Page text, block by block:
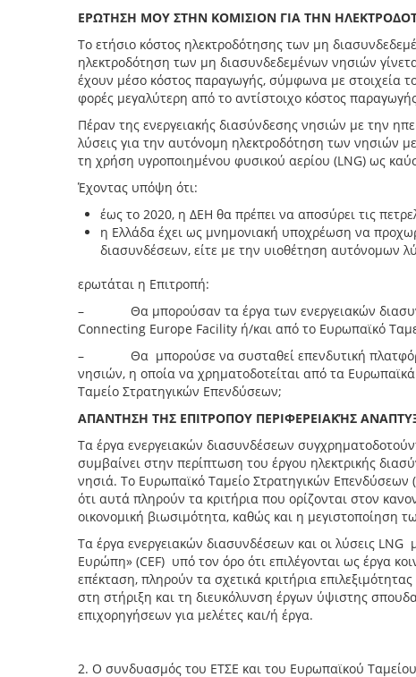
ΕΡΩΤΗΣΗ ΜΟΥ ΣΤΗΝ ΚΟΜΙΣΙΟΝ ΓΙΑ ΤΗΝ
Το ετήσιο κόστος ηλεκτροδότησης των μη
ηλεκτροδότηση των μη διασυνδεδεμένων νησιών
έχουν μέσο κόστος παραγωγής, σύμφωνα με στοιχεία
φορές μεγαλύτερη από το αντίστοιχο κόστος
Πέραν της ενεργειακής διασύνδεσης νησιών με την
λύσεις για την αυτόνομη ηλεκτροδότηση των νησιών
τη χρήση υγροποιημένου φυσικού αερίου (LNG) ως
Έχοντας υπόψη ότι:
έως το 2020, η ΔΕΗ θα πρέπει να αποσύρει τις
η Ελλάδα έχει ως μνημονιακή υποχρέωση να
διασυνδέσεων, είτε με την υιοθέτηση αυτόνομων
ερωτάται η Επιτροπή:
– Θα μπορούσαν τα έργα των ενεργειακών
Connecting Europe Facility ή/και από το Ευρωπαϊκό
– Θα μπορούσε να συσταθεί επενδυτική
νησιών, η οποία να χρηματοδοτείται από τα
Ταμείο Στρατηγικών Επενδύσεων;
AΠΑΝΤΗΣΗ ΤΗΣ ΕΠΙΤΡΟΠΟΥ ΠΕΡΙΦΕΡΕΙΑΚΉΣ
Τα έργα ενεργειακών διασυνδέσεων
συμβαίνει στην περίπτωση του έργου ηλεκτρικής
νησιά. Το Ευρωπαϊκό Ταμείο Στρατηγικών
ότι αυτά πληρούν τα κριτήρια που ορίζονται στον
οικονομική βιωσιμότητα, καθώς και η μεγιστοποίηση
Τα έργα ενεργειακών διασυνδέσεων και οι λύσεις
Ευρώπη» (CEF) υπό τον όρο ότι επιλέγονται ως έργα
επέκταση, πληρούν τα σχετικά κριτήρια
στη στήριξη και τη διευκόλυνση έργων ύψιστης
επιχορηγήσεων για μελέτες και/ή έργα.
2. O συνδυασμός του ΕΤΣΕ και του Ευρωπαϊκού